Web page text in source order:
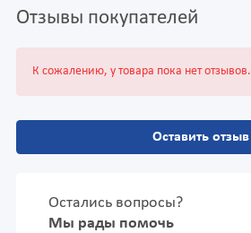
Отзывы покупателей
К сожалению, у товара пока нет отзывов.
Оставить отзыв
Остались вопросы?
Мы рады помочь